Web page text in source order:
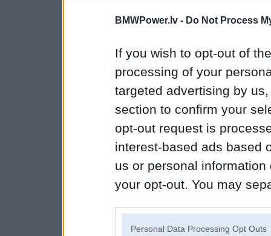
BMWPower.lv - Do Not Process
If you wish to opt-out of
processing of your
targeted advertising by
section to confirm your
opt-out request is
interest-based ads based
us or personal
your opt-out. You may
Personal Data Processing Opt Outs